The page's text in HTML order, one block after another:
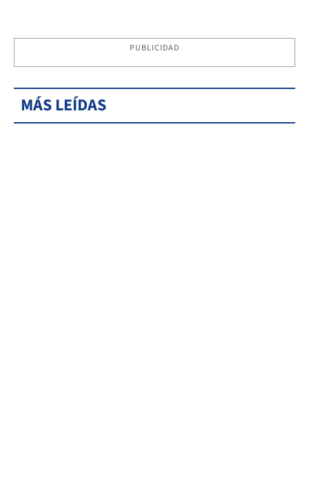
PUBLICIDAD
MÁS LEÍDAS